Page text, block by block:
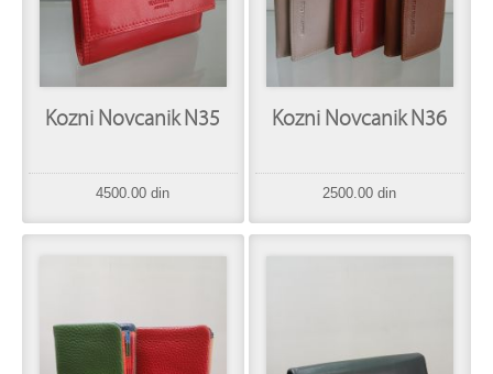
Kozni Novcanik N35
4500.00 din
Kozni Novcanik N36
2500.00 din